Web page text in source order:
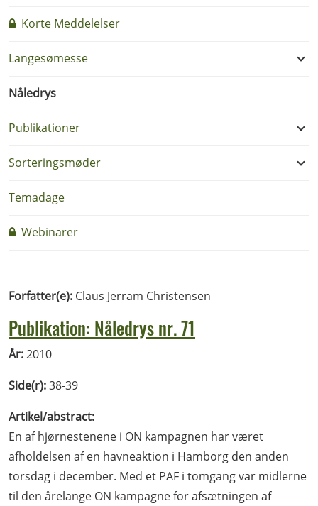
Korte Meddelelser
Langesømesse
Nåledrys
Publikationer
Sorteringsmøder
Temadage
Webinarer
Forfatter(e): Claus Jerram Christensen
Publikation: Nåledrys nr. 71
År:2010
Side(r):38-39
Artikel/abstract:
En af hjørnestenene i ON kampagnen har været
afholdelsen af en havneaktion i Hamborg den anden
torsdag i december. Med et PAF i tomgang var midlerne
til den årelange ON kampagne for afsætningen af